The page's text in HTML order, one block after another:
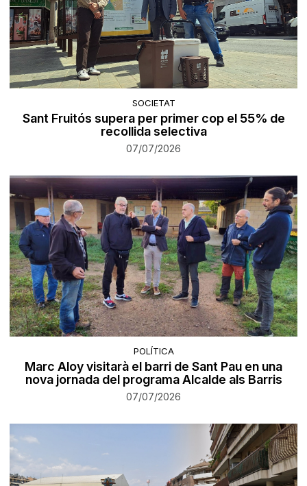
SOCIETAT
Sant Fruitós supera per primer cop el 55% de
recollida selectiva
07/07/2026
POLÍTICA
Marc Aloy visitarà el barri de Sant Pau en una
nova jornada del programa Alcalde als Barris
07/07/2026